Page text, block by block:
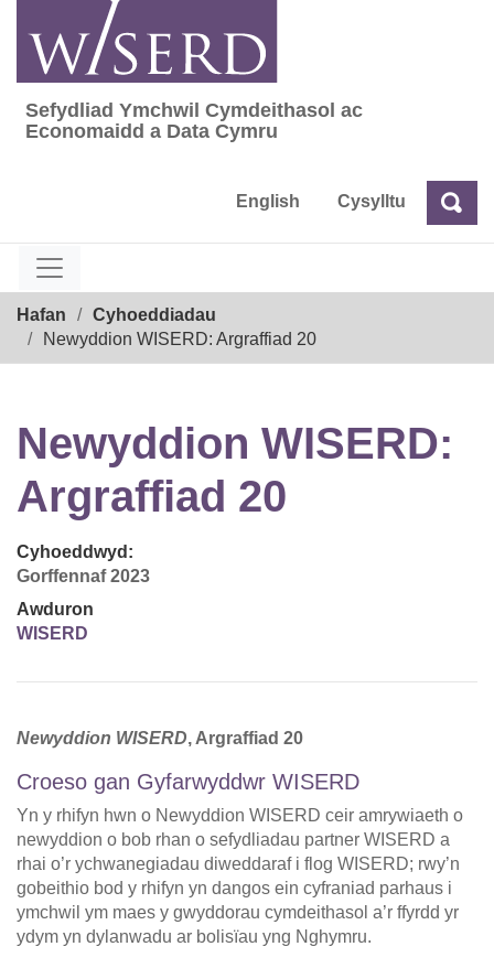
content
Sefydliad Ymchwil Cymdeithasol ac
Sefydliad Ymchwil Cymdeithasol ac
Economaidd a Data Cymru
English Cysylltu Chwilio
Hafan
Cyhoeddiadau
Newyddion WISERD: Argraffiad 20
Newyddion WISERD:
Argraffiad 20
Cyhoeddwyd:
Gorffennaf 2023
Awduron
WISERD
Newyddion WISERD, Argraffiad 20
Croeso gan Gyfarwyddwr WISERD
Yn y rhifyn hwn o Newyddion WISERD ceir amrywiaeth o
newyddion o bob rhan o sefydliadau partner WISERD a
rhai o’r ychwanegiadau diweddaraf i flog WISERD; rwy’n
gobeithio bod y rhifyn yn dangos ein cyfraniad parhaus i
ymchwil ym maes y gwyddorau cymdeithasol a’r ffyrdd yr
ydym yn dylanwadu ar bolisïau yng Nghymru.